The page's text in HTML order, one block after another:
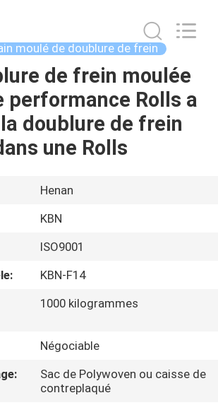
moulé de doublure de frein
de frein moulée
performance Rolls a
doublure de frein
une Rolls
Henan
KBN
ISO9001
KBN-F14
1000 kilogrammes
Négociable
Sac de Polywoven ou caisse de
contreplaqué